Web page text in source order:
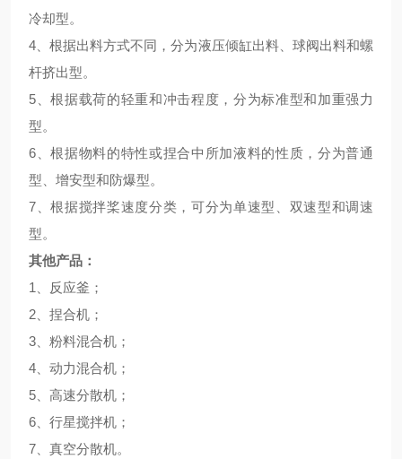
冷却型。
4 、根据出料方式不同，分为液压倾缸出料、球阀出料和螺
杆挤出型。
5 、根据载荷的轻重和冲击程度，分为标准型和加重强力
型。
6 、根据物料的特性或捏合中所加液料的性质，分为普通
型、增安型和防爆型。
7 、根据搅拌桨速度分类，可分为单速型、双速型和调速
型。
其他产品：
1
、反应釜；
2 、捏合机；
3 、粉料混合机；
4 、动力混合机；
5 、高速分散机；
6 、行星搅拌机；
7 、真空分散机。